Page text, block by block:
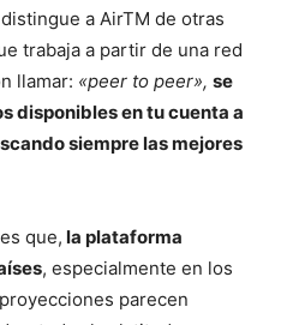
a AirTM de otras
trabaja a partir de una red
llamar: «peer to peer», se
disponibles en tu cuenta a
siempre las mejores
que, la plataforma
, especialmente en los
parecen